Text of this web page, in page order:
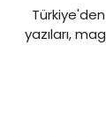
yazıları,